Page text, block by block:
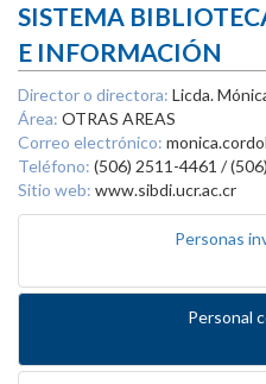
SISTEMA
E INFORMACIÓN
Director o directora: Licda.
Área: OTRAS AREAS
Correo electrónico:
Teléfono: (506) 2511-4461 /
Sitio web: www.sibdi.ucr.ac.cr
Personas
Personal